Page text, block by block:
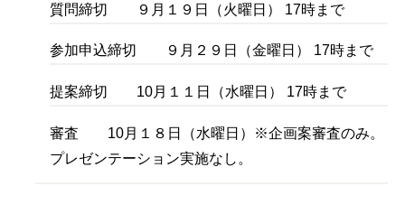
質問締切 ９月１９日（火曜日） 17時まで
参加申込締切 ９月２９日（金曜日） 17時まで
提案締切 10月１１日（水曜日） 17時まで
審査 10月１８日（水曜日）※企画案審査のみ。
プレゼンテーション実施なし。